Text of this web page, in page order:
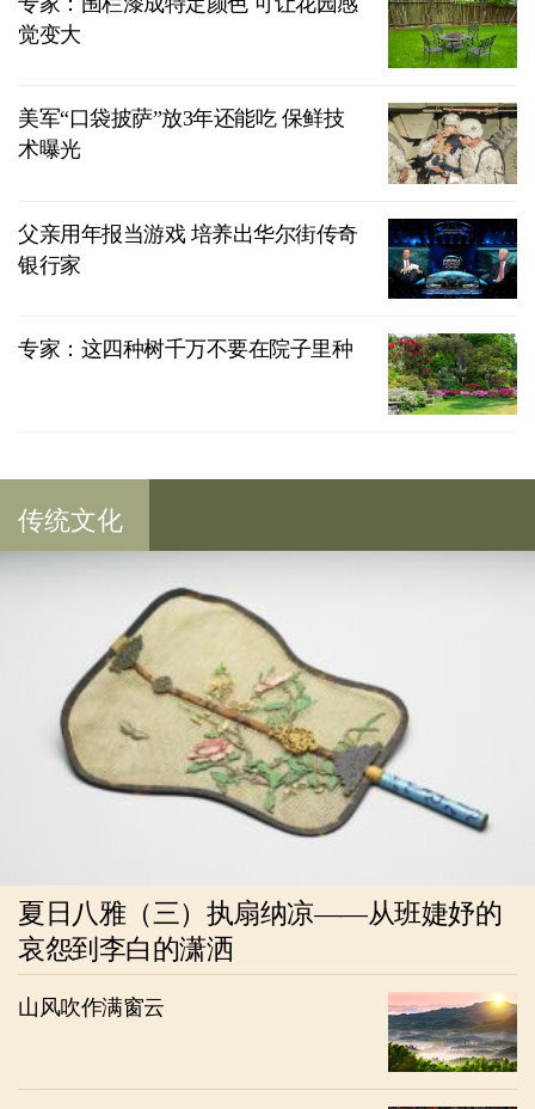
觉变大
美军“口袋披萨”放3年还能吃 保鲜技
术曝光
父亲用年报当游戏 培养出华尔街传奇
银行家
专家：这四种树千万不要在院子里种
传统文化
夏日八雅（三）执扇纳凉——从班婕妤的
哀怨到李白的潇洒
山风吹作满窗云